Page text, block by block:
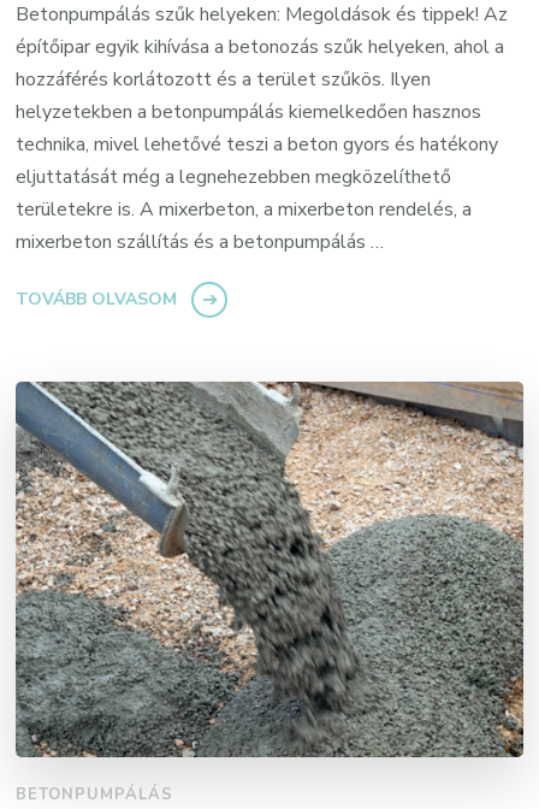
Betonpumpálás szűk helyeken: Megoldások és tippek! Az
építőipar egyik kihívása a betonozás szűk helyeken, ahol a
hozzáférés korlátozott és a terület szűkös. Ilyen
helyzetekben a betonpumpálás kiemelkedően hasznos
technika, mivel lehetővé teszi a beton gyors és hatékony
eljuttatását még a legnehezebben megközelíthető
területekre is. A mixerbeton, a mixerbeton rendelés, a
mixerbeton szállítás és a betonpumpálás …
TOVÁBB OLVASOM
BETONPUMPÁLÁS